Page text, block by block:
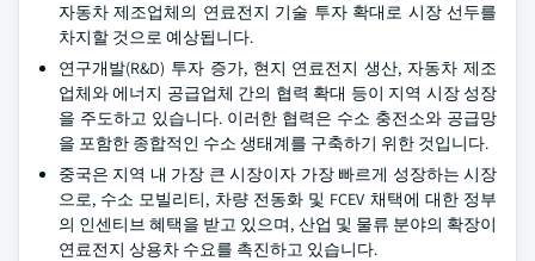
자동차 제조업체의 연료전지 기술 투자 확대로 시장 선두를
차지할 것으로 예상됩니다.
연구개발(R&D) 투자 증가, 현지 연료전지 생산, 자동차 제조
업체와 에너지 공급업체 간의 협력 확대 등이 지역 시장 성장
을 주도하고 있습니다. 이러한 협력은 수소 충전소와 공급망
을 포함한 종합적인 수소 생태계를 구축하기 위한 것입니다.
중국은 지역 내 가장 큰 시장이자 가장 빠르게 성장하는 시장
으로, 수소 모빌리티, 차량 전동화 및 FCEV 채택에 대한 정부
의 인센티브 혜택을 받고 있으며, 산업 및 물류 분야의 확장이
연료전지 상용차 수요를 촉진하고 있습니다.